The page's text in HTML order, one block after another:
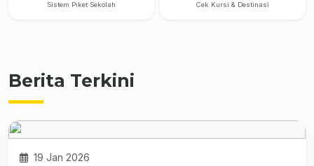
Sistem Piket Sekolah Cek Kursi & Destinasi
Berita Terkini
19 Jan 2026